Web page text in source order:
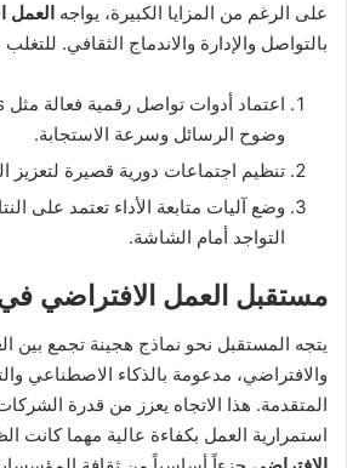
على الرغم من المزايا الكبيرة، يواجه العمل
بالتواصل والإدارة والاندماج الثقافي.
وضوح الرسائل وسرعة الاستجابة.
تنظيم اجتماعات دورية قصيرة لتعزيز
وضع آليات متابعة الأداء تعتمد على
التواجد أمام الشاشة.
مستقبل العمل الافتراضي في
يتجه المستقبل نحو نماذج هجينة تجمع بين
والافتراضي، مدعومة بالذكاء الاصطناعي
المتقدمة. هذا الاتجاه يعزز من قدرة
استمرارية العمل بكفاءة عالية مهما كانت